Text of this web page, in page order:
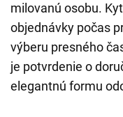
milovanú osobu.
objednávky počas
výberu presného
je potvrdenie o
elegantnú formu